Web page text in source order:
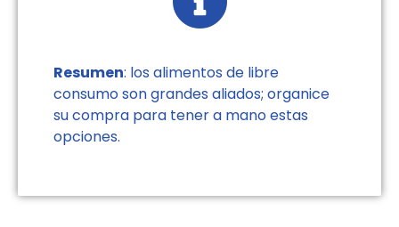
Resumen: los alimentos de libre
consumo son grandes aliados; organice
su compra para tener a mano estas
opciones.